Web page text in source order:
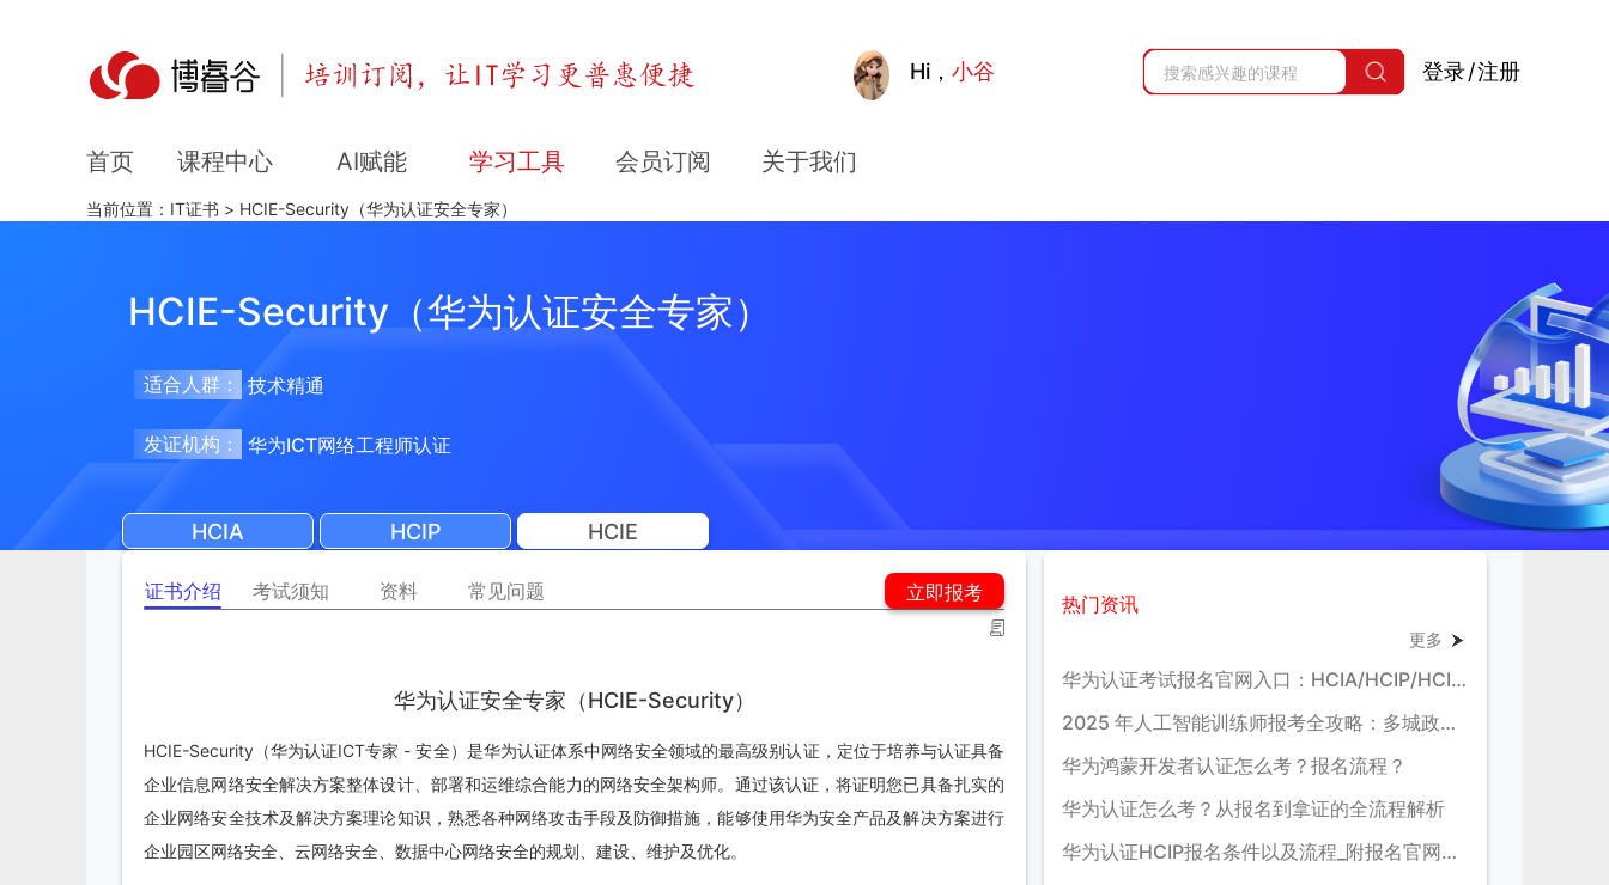
Hi， 小谷 登录/注册
首页 课程中心 AI赋能 学习工具 会员订阅 关于我们
当前位置： IT证书 > HCIE-Security（华为认证安全专家）
HCIE-Security（华为认证安全专家）
适合人群： 技术精通
发证机构： 华为ICT网络工程师认证
HCIA HCIP HCIE
证书介绍 考试须知 资料 常见问题 立即报考
华为认证安全专家（HCIE-Security）
HCIE-Security（华为认证ICT专家 - 安全）是华为认证体系中网络安全领域的最高级别认证，定位于培养与认证具备
企业信息网络安全解决方案整体设计、部署和运维综合能力的网络安全架构师。通过该认证，将证明您已具备扎实的
企业网络安全技术及解决方案理论知识，熟悉各种网络攻击手段及防御措施，能够使用华为安全产品及解决方案进行
企业园区网络安全、云网络安全、数据中心网络安全的规划、建设、维护及优化。
热门资讯
更多
华为认证考试报名官网入口：HCIA/HCIP/HCIE报考流程与费用全解析
2025 年人工智能训练师报考全攻略：多城政策补贴对比，条件及福利详解
华为鸿蒙开发者认证怎么考？报名流程？
华为认证怎么考？从报名到拿证的全流程解析
华为认证HCIP报名条件以及流程_附报名官网链接